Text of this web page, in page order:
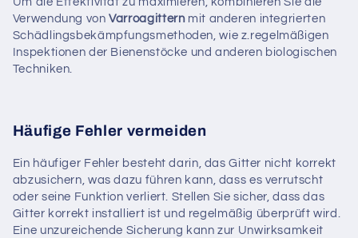
Verwendung vonVarroagitternmit anderen integrierten
Schädlingsbekämpfungsmethoden, wie z.regelmäßigen
Inspektionen der Bienenstöcke und anderen biologischen
Techniken.
Häufige Fehler vermeiden
Ein häufiger Fehler besteht darin, das Gitter nicht korrekt
abzusichern, was dazu führen kann, dass es verrutscht
oder seine Funktion verliert. Stellen Sie sicher, dass das
Gitter korrekt installiert ist und regelmäßig überprüft wird.
Eine unzureichende Sicherung kann zur Unwirksamkeit